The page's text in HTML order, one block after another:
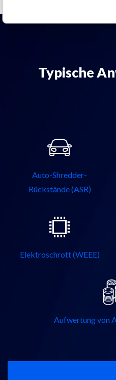
Typische
Auto-Shredder-
Rückstände (ASR)
Elektroschrott (WEEE)
Aufwertung von